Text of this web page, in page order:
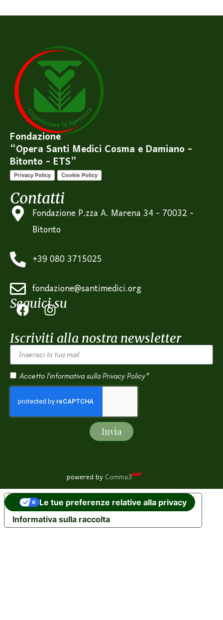
Fondazione
“Opera Santi Medici Cosma e Damiano -
Bitonto - ETS”
Privacy Policy Cookie Policy
Contatti
Fondazione P.zza A. Marena 34 - 70032 -
Bitonto
+39 080 3715025
fondazione@santimedici.org
Seguici su
Iscriviti alla nostra newsletter
Accetto l'informativa sulla Privacy Policy*
Invia
powered byComma3
Informativa sulla raccolta
Le tue preferenze relative alla privacy